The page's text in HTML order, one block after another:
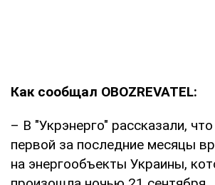
Как сообщал OBOZREVATEL:
– В "Укрэнерго" рассказали,
первой за последние месяцы
на энергообъекты Украины,